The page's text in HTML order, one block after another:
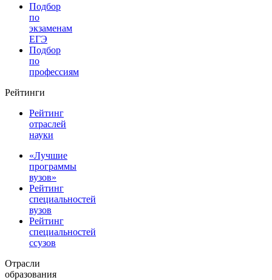
Подбор
по
экзаменам
ЕГЭ
Подбор
по
профессиям
Рейтинги
Рейтинг
отраслей
науки
«Лучшие
программы
вузов»
Рейтинг
специальностей
вузов
Рейтинг
специальностей
ссузов
Отрасли
образования